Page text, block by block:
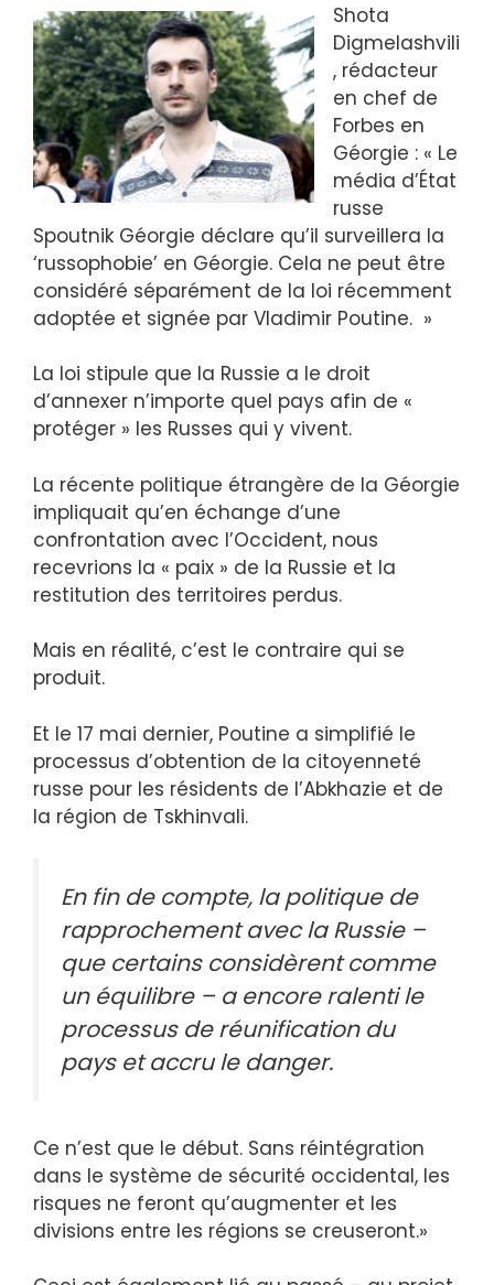
Shota
Digmelashvili
, rédacteur
en chef de
Forbes en
Géorgie : « Le
média d’État
russe
Spoutnik Géorgie déclare qu’il surveillera la
‘russophobie’ en Géorgie. Cela ne peut être
considéré séparément de la loi récemment
adoptée et signée par Vladimir Poutine. »
La loi stipule que la Russie a le droit
d’annexer n’importe quel pays afin de «
protéger » les Russes qui y vivent.
La récente politique étrangère de la Géorgie
impliquait qu’en échange d’une
confrontation avec l’Occident, nous
recevrions la « paix » de la Russie et la
restitution des territoires perdus.
Mais en réalité, c’est le contraire qui se
produit.
Et le 17 mai dernier, Poutine a simplifié le
processus d’obtention de la citoyenneté
russe pour les résidents de l’Abkhazie et de
la région de Tskhinvali.
En fin de compte, la politique de
rapprochement avec la Russie –
que certains considèrent comme
un équilibre – a encore ralenti le
processus de réunification du
pays et accru le danger.
Ce n’est que le début. Sans réintégration
dans le système de sécurité occidental, les
risques ne feront qu’augmenter et les
divisions entre les régions se creuseront.»